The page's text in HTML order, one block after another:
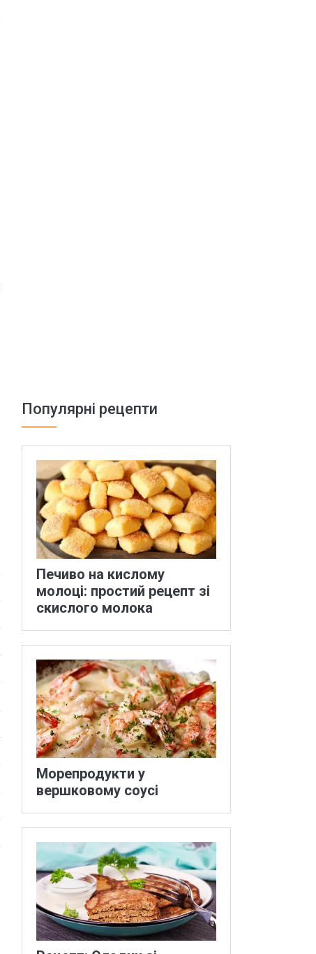
Популярні рецепти
Печиво на кислому
молоці: простий рецепт зі
скислого молока
Морепродукти у
вершковому соусі